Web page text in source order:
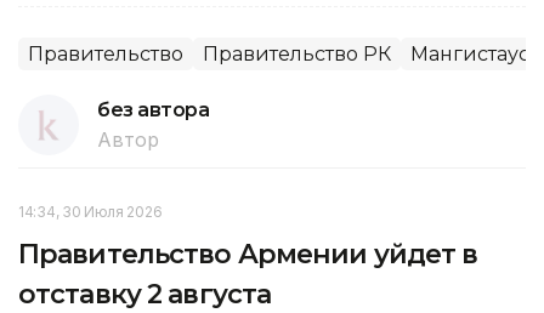
Правительство Правительство РК
без автора
Автор
14:34, 30 Июля 2026
Правительство Армении уйдет в
отставку 2 августа